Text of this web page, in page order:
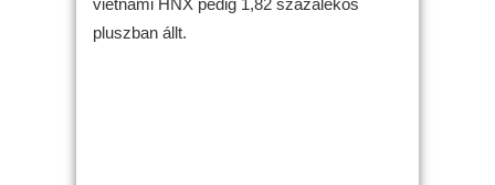
pluszban állt.